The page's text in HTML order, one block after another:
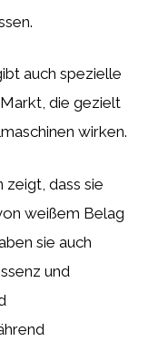
auch spezielle
die gezielt
wirken.
dass sie
weißem Belag
sie auch
und